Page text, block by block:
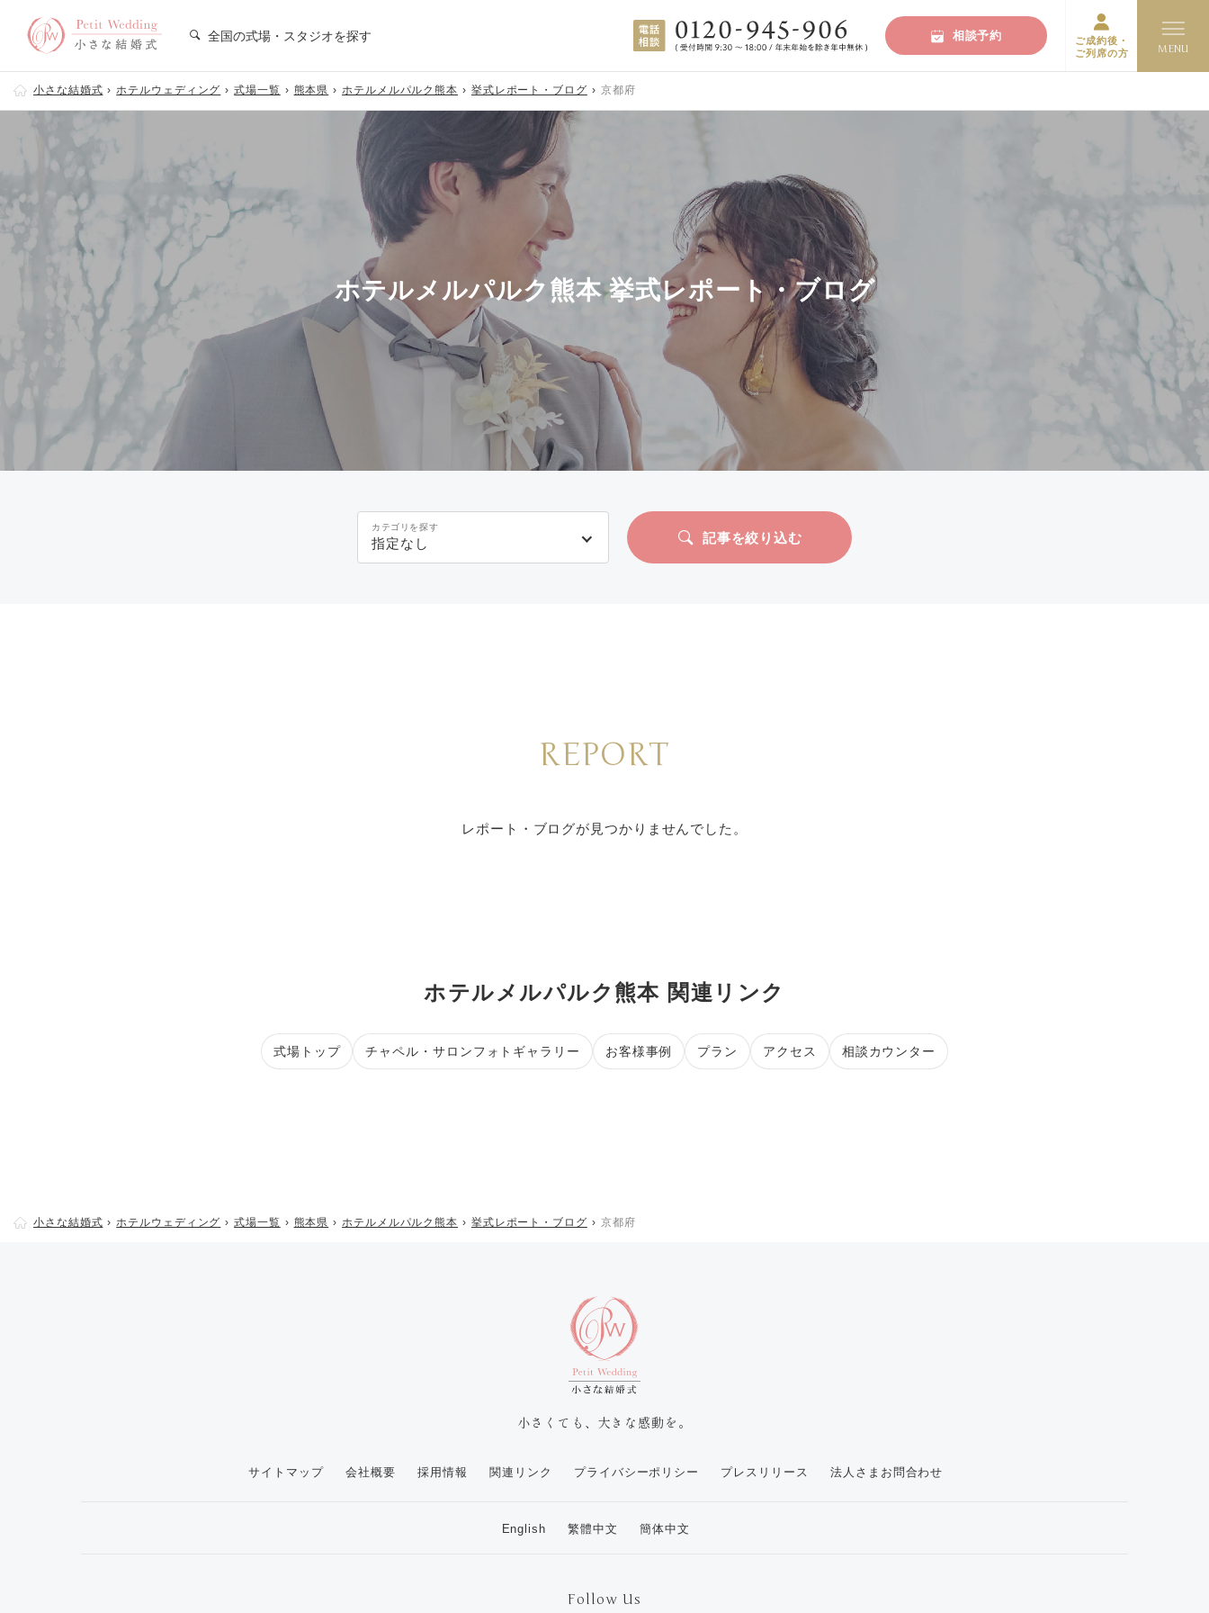
全国の式場・スタジオを探す 相談予約
ご成約後・
ご列席の方
小さな結婚式 ホテルウェディング 式場一覧 熊本県 ホテルメルパルク熊本 挙式レポート・ブログ 京都府
ホテルメルパルク熊本 挙式レポート・ブログ
カテゴリを探す
指定なし 記事を絞り込む
REPORT
レポート・ブログが見つかりませんでした。
ホテルメルパルク熊本 関連リンク
式場トップ チャペル・サロンフォトギャラリー お客様事例 プラン アクセス 相談カウンター
小さな結婚式 ホテルウェディング 式場一覧 熊本県 ホテルメルパルク熊本 挙式レポート・ブログ 京都府
小さくても、大きな感動を。
サイトマップ 会社概要 採用情報 関連リンク プライバシーポリシー プレスリリース 法人さまお問合わせ
English 繁體中文 簡体中文
Follow Us